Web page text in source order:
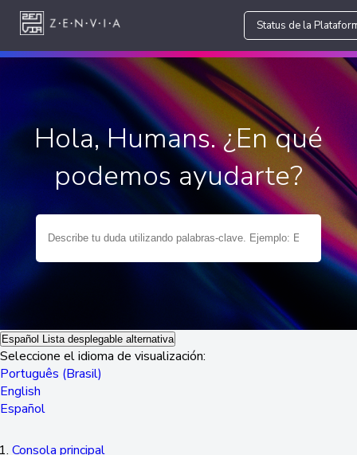
Status de la
Hola, Humans. ¿En qué
podemos ayudarte?
Español Lista desplegable alternativa
Seleccione el idioma de visualización:
Português (Brasil)
English
Español
Consola principal